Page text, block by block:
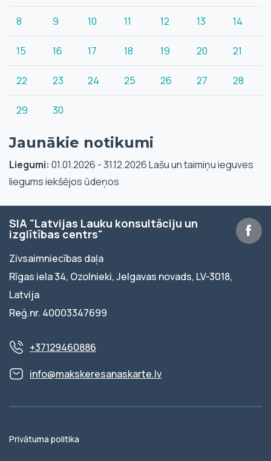
8 9 10 11 12 13 14
15 16 17 18 19 20 21
22 23 24 25 26 27 28
29 30
Jaunākie notikumi
Liegumi: 01.01.2026 - 31.12.2026 Lašu un taimiņu ieguves
liegums iekšējos ūdeņos
SIA "Latvijas Lauku konsultāciju un
izglītības centrs"
Zivsaimniecības daļa
Rīgas iela 34, Ozolnieki, Jelgavas novads, LV-3018,
Latvija
Reģ.nr. 40003347699
+37129460886
info@makskeresanaskarte.lv
Privātuma politika